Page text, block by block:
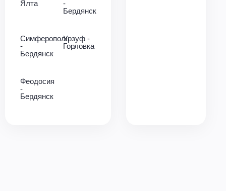
Ялта
-
Бердянск
Симферополь
-
Бердянск
Урзуф -
Горловка
Феодосия
-
Бердянск